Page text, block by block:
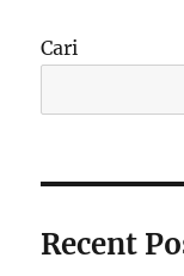
Cari
Recent